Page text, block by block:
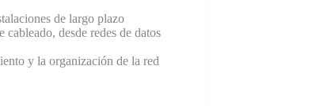
de largo plazo
desde redes de datos
y la organización de la red